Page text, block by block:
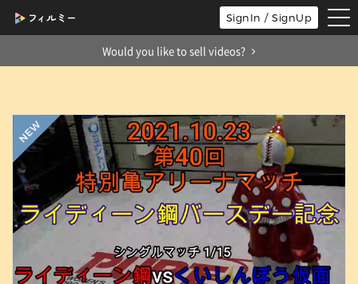
SignIn / SignUp
Would you like to sell videos?